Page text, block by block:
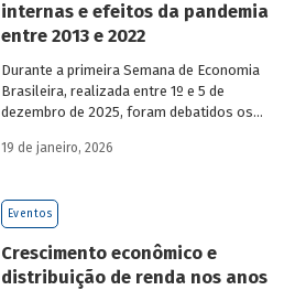
internas e efeitos da pandemia
entre 2013 e 2022
Durante a primeira Semana de Economia
Brasileira, realizada entre 1º e 5 de
dezembro de 2025, foram debatidos os
economia do país nos últimos 40 anos,
economistas renomados.
19 de janeiro, 2026
Eventos
Crescimento econômico e
distribuição de renda nos anos